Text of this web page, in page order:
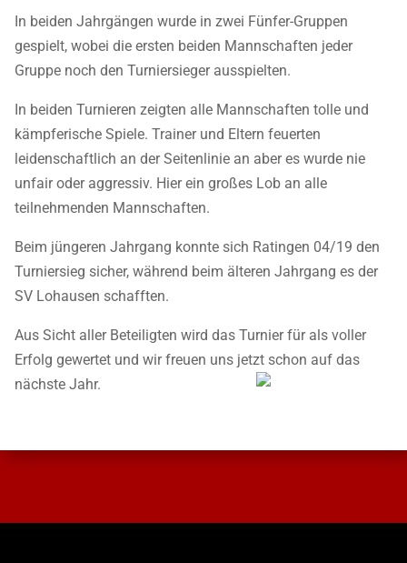
In beiden Jahrgängen wurde in zwei Fünfer-Gruppen
gespielt, wobei die ersten beiden Mannschaften jeder
Gruppe noch den Turniersieger ausspielten.
In beiden Turnieren zeigten alle Mannschaften tolle und
kämpferische Spiele. Trainer und Eltern feuerten
leidenschaftlich an der Seitenlinie an aber es wurde nie
unfair oder aggressiv. Hier ein großes Lob an alle
teilnehmenden Mannschaften.
Beim jüngeren Jahrgang konnte sich Ratingen 04/19 den
Turniersieg sicher, während beim älteren Jahrgang es der
SV Lohausen schafften.
Aus Sicht aller Beteiligten wird das Turnier für als voller
Erfolg gewertet und wir freuen uns jetzt schon auf das
nächste Jahr.